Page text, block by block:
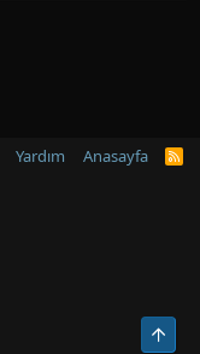
Yardım Anasayfa
R
Üst